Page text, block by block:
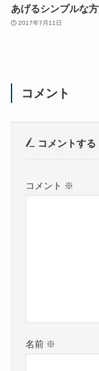
あげるシンプルな
2017年7月11日
コメント
コメントする
コメント ※
名前 ※